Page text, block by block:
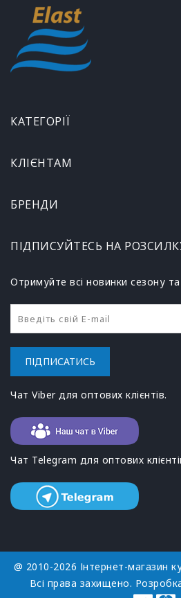
КАТЕГОРІЇ
КЛІЄНТАМ
БРЕНДИ
ПІДПИСУЙТЕСЬ НА
Отримуйте всі новинки сезону та
ПІДПИСАТИСЬ
Чат Viber для оптових клієнтів.
Чат Telegram для оптових
@ 2010-2026 Інтернет-магазин
Всі права захищено.